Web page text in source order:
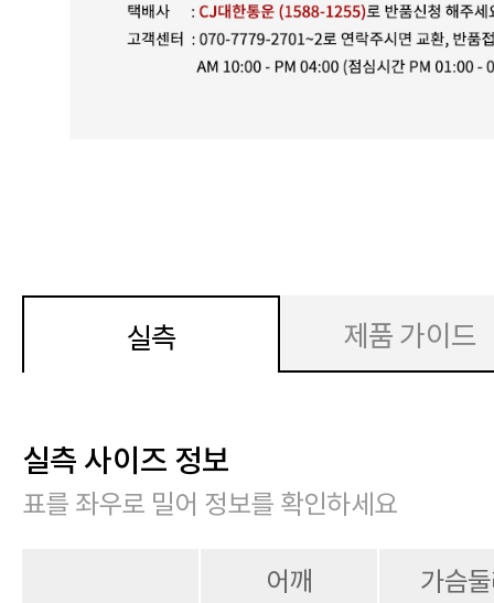
실측 제품 가이드
실측 사이즈 정보
표를 좌우로 밀어 정보를 확인하세요
어깨 가슴